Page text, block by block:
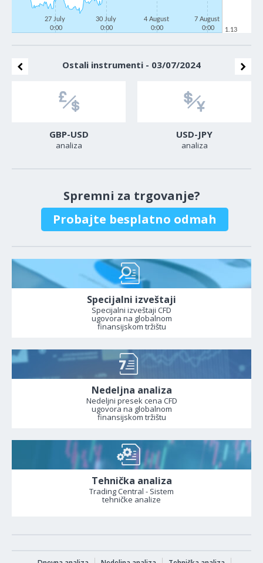
27 July
0:00
30 July
0:00
4 August
0:00
7 August
0:00
1.13
Ostali instrumenti - 03/07/2024
GBP-USD
analiza
USD-JPY
analiza
Spremni za trgovanje?
Probajte besplatno odmah
Specijalni izveštaji
Specijalni izveštaji CFD
ugovora na globalnom
finansijskom tržištu
Nedeljna analiza
Nedeljni presek cena CFD
ugovora na globalnom
finansijskom tržištu
Tehnička analiza
Trading Central - Sistem
tehničke analize